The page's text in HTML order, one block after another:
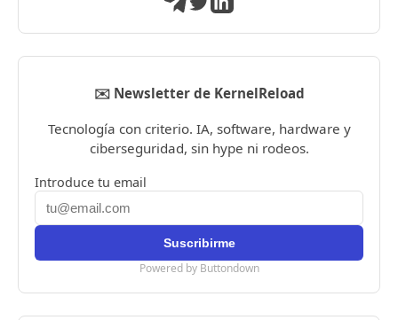
✉️ Newsletter de KernelReload
Tecnología con criterio. IA, software, hardware y
ciberseguridad, sin hype ni rodeos.
Introduce tu email
Powered by Buttondown